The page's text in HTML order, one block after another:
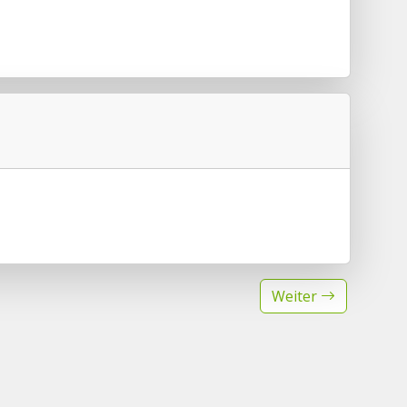
Weiter